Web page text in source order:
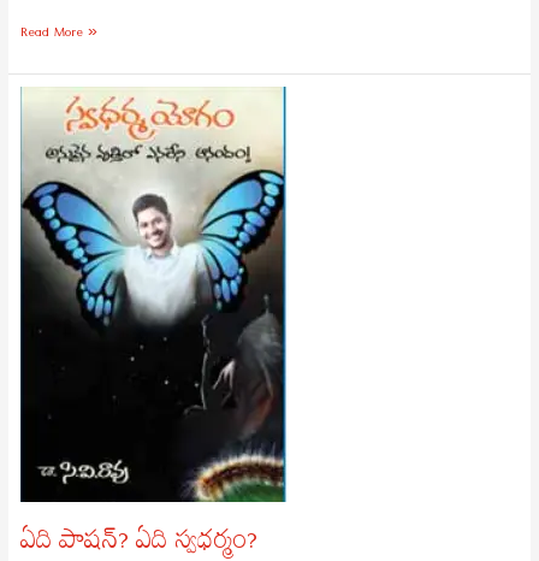
Read More »
ఏది పాషన్? ఏది స్వధర్మం?
స్వధర్మం?